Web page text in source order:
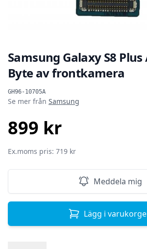
Samsung Galaxy S8
Byte av frontkamera
GH96-10705A
Produktinformation
Se mer från Samsung
899 kr
Ex.moms pris: 719 kr
Meddela mig
Lägg i